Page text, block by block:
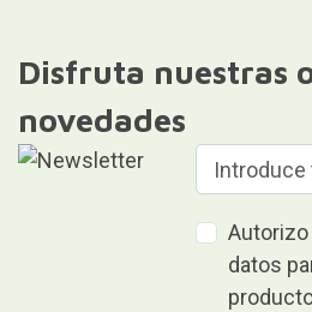
Disfruta nuestras
novedades
datos